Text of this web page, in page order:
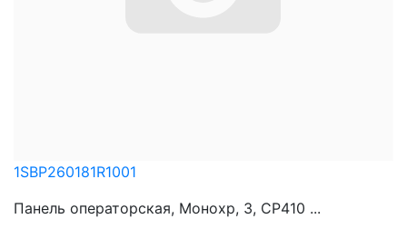
1SBP260181R1001
Панель операторская, Монохр, 3, CP410 ...